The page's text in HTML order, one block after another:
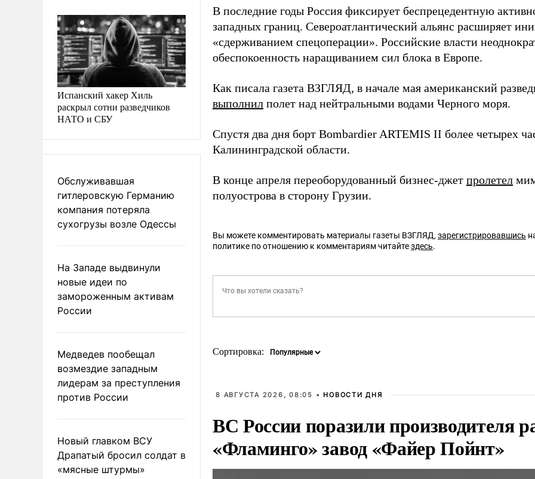
Испанский хакер Хиль
раскрыл сотни разведчиков
НАТО и СБУ
Обслуживавшая
гитлеровскую Германию
компания потеряла
сухогрузы возле Одессы
На Западе выдвинули
новые идеи по
замороженным активам
России
Медведев пообещал
возмездие западным
лидерам за преступления
против России
Новый главком ВСУ
Драпатый бросил солдат в
«мясные штурмы»
В последние годы Россия фиксирует беспрецедентную
западных границ. Североатлантический альянс расширяет
«сдерживанием спецоперации». Российские власти
обеспокоенность наращиванием сил блока в Европе.
Как писала газета ВЗГЛЯД, в начале мая американский
выполнил полет над нейтральными водами Черного моря.
Спустя два дня борт Bombardier ARTEMIS II более четырех
Калининградской области.
В конце апреля переоборудованный бизнес-джет пролетел
полуострова в сторону Грузии.
Вы можете комментировать материалы газеты ВЗГЛЯД, зарегистрировавшись
политике по отношению к комментариям читайтездесь.
Сортировка:
8 АВГУСТА 2026, 08:05 • НОВОСТИ ДНЯ
ВС России поразили производителя
«Фламинго» завод «Файер Пойнт»